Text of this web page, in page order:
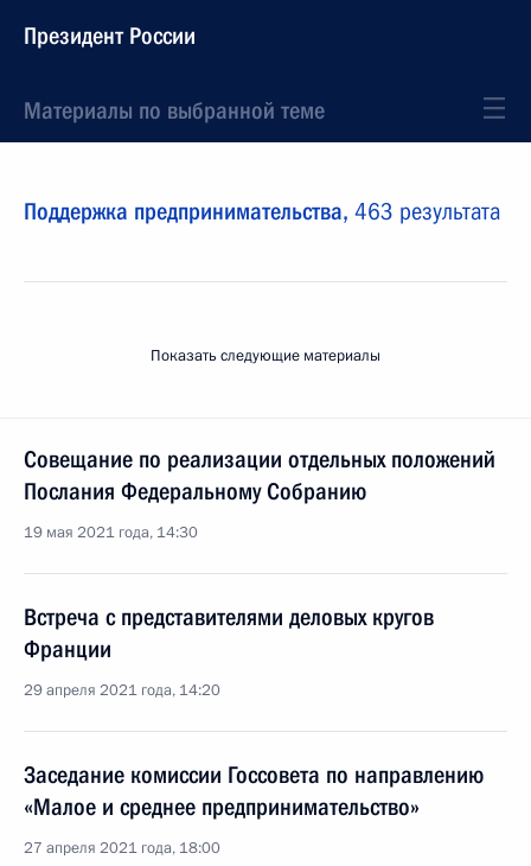
Президент России
Материалы по выбранной теме
Поддержка предпринимательства, 463 результата
Показать следующие материалы
Совещание по реализации отдельных положений
Послания Федеральному Собранию
19 мая 2021 года, 14:30
Встреча с представителями деловых кругов
Франции
29 апреля 2021 года, 14:20
Заседание комиссии Госсовета по направлению
«Малое и среднее предпринимательство»
27 апреля 2021 года, 18:00